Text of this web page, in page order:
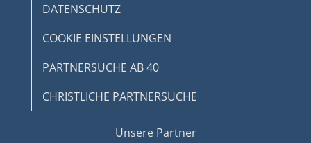
DATENSCHUTZ
COOKIE EINSTELLUNGEN
PARTNERSUCHE AB 40
CHRISTLICHE PARTNERSUCHE
Unsere Partner